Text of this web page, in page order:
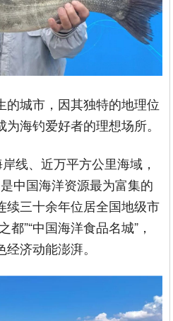
的城市，因其独特的地理位
海钓爱好者的理想场所。
线、近万平方公里海域，
中国海洋资源最为富集的
续三十余年位居全国地级市
”“中国海洋食品名城”，
济动能澎湃。